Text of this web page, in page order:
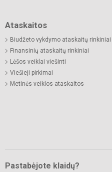
Ataskaitos
Biudžeto vykdymo ataskaitų rinkiniai
Finansinių ataskaitų rinkiniai
Lėšos veiklai viešinti
Viešieji pirkimai
Metinės veiklos ataskaitos
Pastabėjote klaidų?